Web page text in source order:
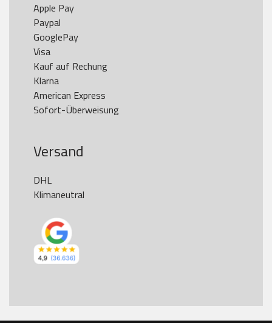
Apple Pay
Paypal
GooglePay
Visa
Kauf auf Rechung
Klarna
American Express
Versand
DHL
Klimaneutral